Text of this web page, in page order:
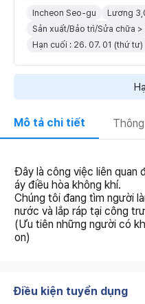
Incheon Seo-gu
Lương
Sản xuất/Bảo trì/Sửa chữa
Hạn cuối : 26. 07. 01 (thứ tư)
Mô tả chi tiết
Đây là công việc liên quan
áy điều hòa không khí.
Chúng tôi đang tìm người
nước và lắp ráp tại công
(Ưu tiên những người có
on)
Điều kiện tuyển dụng